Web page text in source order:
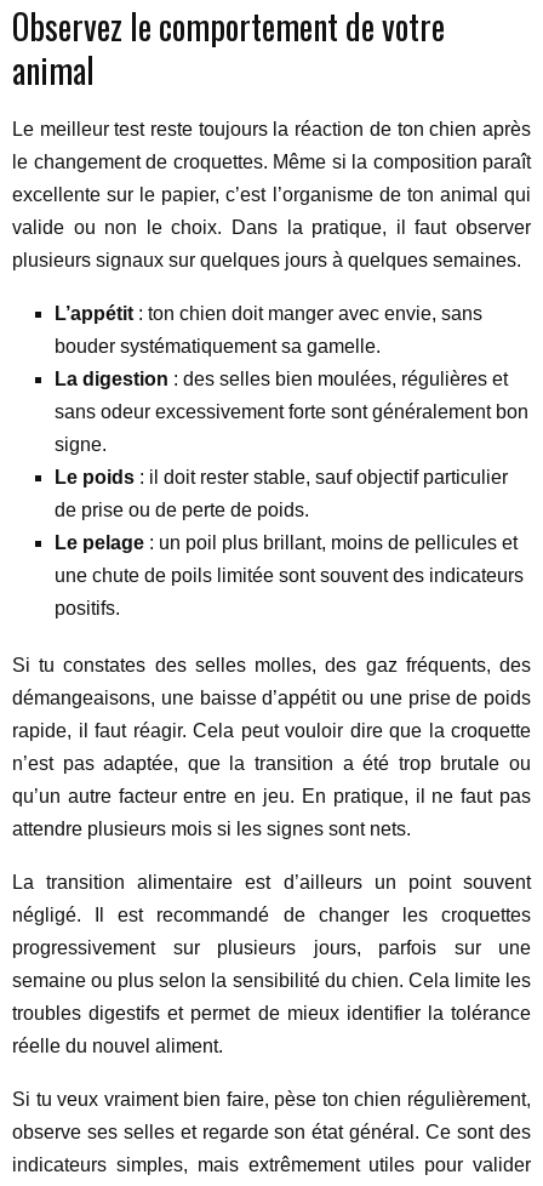
Observez le comportement de votre
animal
Le meilleur test reste toujours la réaction de ton chien après
le changement de croquettes. Même si la composition paraît
excellente sur le papier, c’est l’organisme de ton animal qui
valide ou non le choix. Dans la pratique, il faut observer
plusieurs signaux sur quelques jours à quelques semaines.
L’appétit : ton chien doit manger avec envie, sans
bouder systématiquement sa gamelle.
La digestion : des selles bien moulées, régulières et
sans odeur excessivement forte sont généralement bon
signe.
Le poids : il doit rester stable, sauf objectif particulier
de prise ou de perte de poids.
Le pelage : un poil plus brillant, moins de pellicules et
une chute de poils limitée sont souvent des indicateurs
positifs.
Si tu constates des selles molles, des gaz fréquents, des
démangeaisons, une baisse d’appétit ou une prise de poids
rapide, il faut réagir. Cela peut vouloir dire que la croquette
n’est pas adaptée, que la transition a été trop brutale ou
qu’un autre facteur entre en jeu. En pratique, il ne faut pas
attendre plusieurs mois si les signes sont nets.
La transition alimentaire est d’ailleurs un point souvent
négligé. Il est recommandé de changer les croquettes
progressivement sur plusieurs jours, parfois sur une
semaine ou plus selon la sensibilité du chien. Cela limite les
troubles digestifs et permet de mieux identifier la tolérance
réelle du nouvel aliment.
Si tu veux vraiment bien faire, pèse ton chien régulièrement,
observe ses selles et regarde son état général. Ce sont des
indicateurs simples, mais extrêmement utiles pour valider